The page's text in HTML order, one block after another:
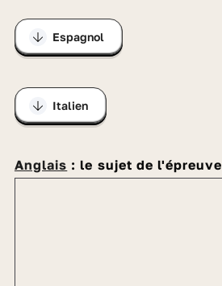
Espagnol
Italien
Anglais : le sujet de l'épreuve